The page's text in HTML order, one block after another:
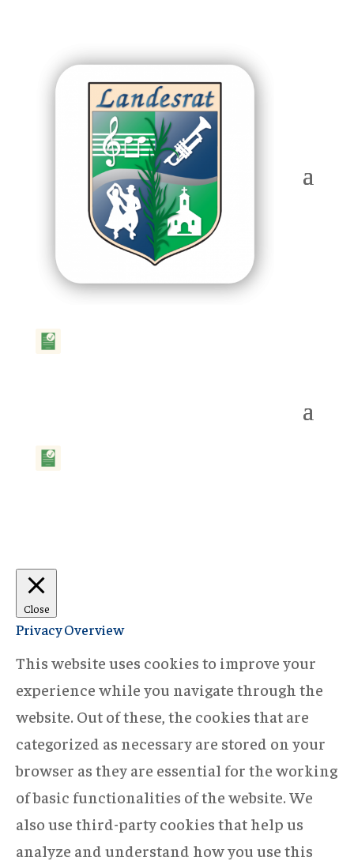
Close
Privacy Overview
This website uses cookies to improve your
experience while you navigate through the
website. Out of these, the cookies that are
categorized as necessary are stored on your
browser as they are essential for the working
of basic functionalities of the website. We
also use third-party cookies that help us
analyze and understand how you use this